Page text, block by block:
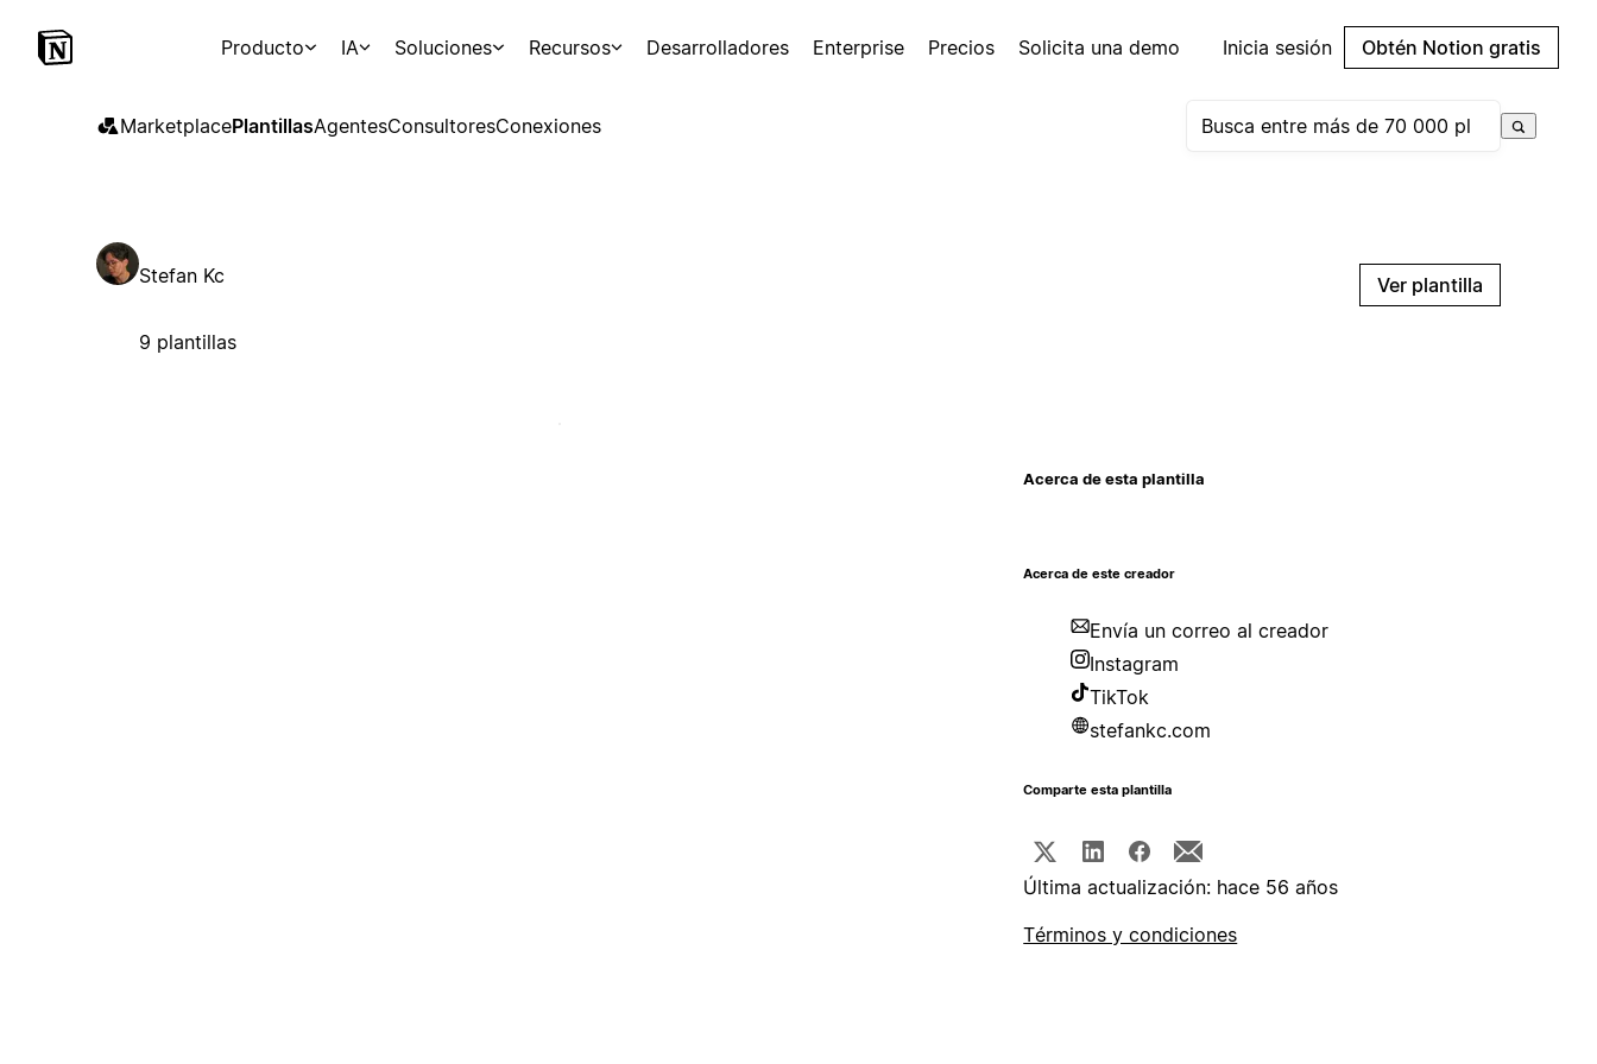
Producto IA Soluciones Recursos Desarrolladores Enterprise Precios Solicita una demo Inicia sesión Obtén Notion gratis
MarketplacePlantillasAgentesConsultoresConexiones
Stefan Kc
9 plantillas
Ver plantilla
Acerca de esta plantilla
Acerca de este creador
Envía un correo al creador
Instagram
TikTok
stefankc.com
Comparte esta plantilla
Última actualización: hace 56 años
Términos y condiciones